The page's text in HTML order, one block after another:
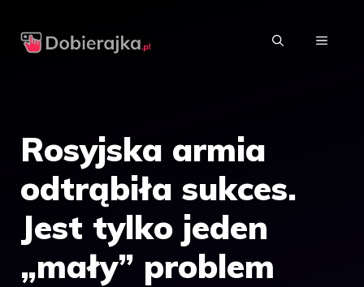
MENU
Rosyjska armia
odtrąbiła sukces.
Jest tylko jeden
„mały” problem